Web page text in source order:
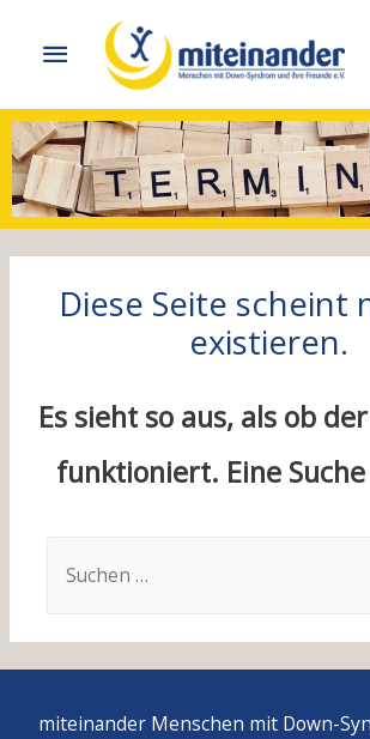
Hauptmenü
Diese Seite scheint
existieren.
Es sieht so aus, als ob
funktioniert. Eine
nach:
miteinander Menschen mit Down-